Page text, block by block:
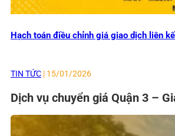
Hạch toán điều chỉnh giá giao dịch liên
TIN TỨC | 15/01/2026
Dịch vụ chuyển giá Quận 3 –